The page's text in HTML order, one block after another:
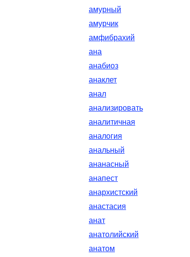
амурный
амурчик
амфибрахий
ана
анабиоз
анаклет
анал
анализировать
аналитичная
аналогия
анальный
ананасный
анапест
анархистский
анастасия
анат
анатолийский
анатом